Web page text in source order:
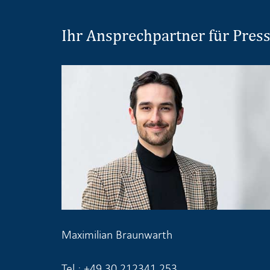
Ihr Ansprechpartner für
Maximilian Braunwarth